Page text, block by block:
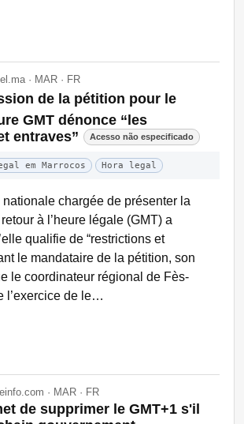
· MAR · FR
de la pétition pour le
GMT dénonce “les
entraves”
Acesso não especificado
em Marrocos Hora legal
nationale chargée de présenter la
à l’heure légale (GMT) a
qualifie de “restrictions et
le mandataire de la pétition, son
le coordinateur régional de Fès-
l’exercice de le…
· MAR · FR
de supprimer le GMT+1 s'il